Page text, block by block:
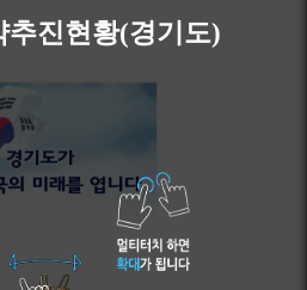
추진현황(경기도)